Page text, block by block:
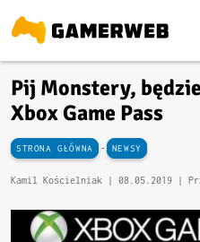
Pij Monstery,
Xbox Game Pass
STRONA GŁÓWNA - NEWSY
Kamil Kościelniak | 08.05.2019 |